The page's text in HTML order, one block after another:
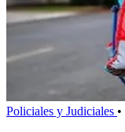
Policiales y Judiciales •